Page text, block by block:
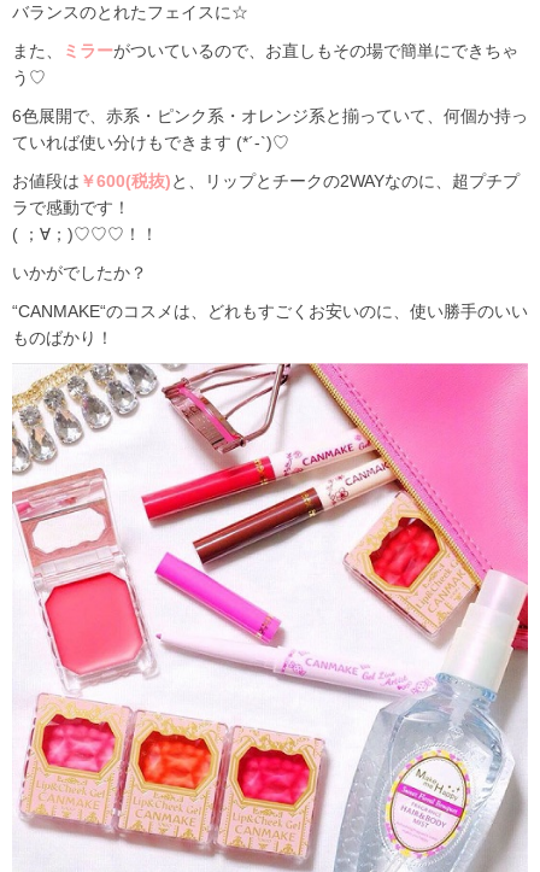
バランスのとれたフェイスに☆
また、
ミラーがついているので、お直しもその場で簡単にできちゃ
う♡
6色展開で、赤系・ピンク系・オレンジ系と揃っていて、何個か持っ
ていれば使い分けもできます (*´-`)♡
お値段は ￥600(税抜)と、リップとチークの2WAYなのに、超プチプ
ラで感動です！
( ；∀；)♡♡♡！！
いかがでしたか？
“CANMAKE“のコスメは、どれもすごくお安いのに、使い勝手のいい
ものばかり！